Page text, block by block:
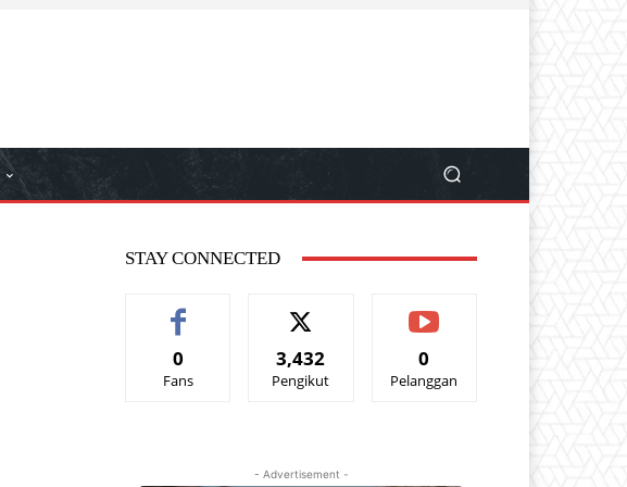
STAY CONNECTED
0
Fans
3,432
Pengikut
0
Pelanggan
- Advertisement -